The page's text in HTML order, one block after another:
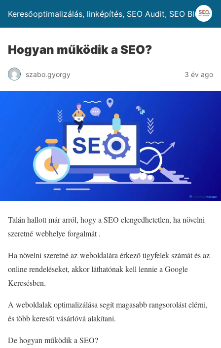
Keresőoptimalizálás, linképítés, SEO Audit, SEO Blog
Hogyan működik a SEO?
szabo.gyorgy 3 év ago
Talán hallott már arról, hogy a SEO elengedhetetlen, ha növelni
szeretné webhelye forgalmát .
Ha növelni szeretné az weboldalára érkező ügyfelek számát és az
online rendeléseket, akkor láthatónak kell lennie a Google
Keresésben.
A weboldalak optimalizálása segít magasabb rangsorolást elérni,
és több keresőt vásárlóvá alakítani.
De hogyan működik a SEO?